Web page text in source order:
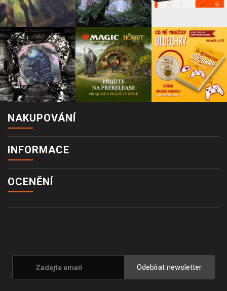
NAKUPOVÁNÍ
INFORMACE
OCENĚNÍ
Odebírat newsletter